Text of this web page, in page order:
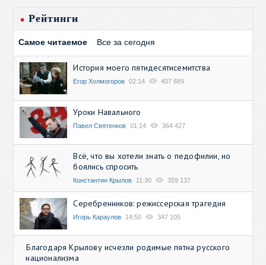
Рейтинги
Самое читаемое Все за сегодня
История моего пятидесятисемитства
Егор Холмогоров 02:14 407 689
Уроки Навального
Павел Святенков 01:14 364 427
Всё, что вы хотели знать о педофилии, но
боялись спросить
Константин Крылов 11:30 359 137
Серебренников: режиссерская трагедия
Игорь Караулов 14:50 347 105
Благодаря Крылову исчезли родимые пятна русского
национализма